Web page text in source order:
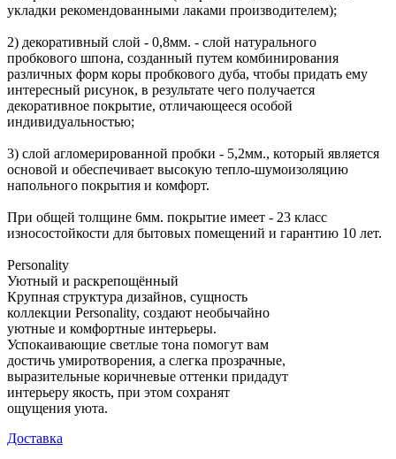
укладки рекомендованными лаками производителем);
2) декоративный слой - 0,8мм. - слой натурального
пробкового шпона, созданный путем комбинирования
различных форм коры пробкового дуба, чтобы придать ему
интересный рисунок, в результате чего получается
декоративное покрытие, отличающееся особой
индивидуальностью;
3) слой агломерированной пробки - 5,2мм., который является
основой и обеспечивает высокую тепло-шумоизоляцию
напольного покрытия и комфорт.
При общей толщине 6мм. покрытие имеет - 23 класс
износостойкости для бытовых помещений и гарантию 10 лет.
Personality
Уютный и раскрепощённый
Крупная структура дизайнов, сущность
коллекции Personality, создают необычайно
уютные и комфортные интерьеры.
Успокаивающие светлые тона помогут вам
достичь умиротворения, а слегка прозрачные,
выразительные коричневые оттенки придадут
интерьеру якость, при этом сохранят
ощущения уюта.
Доставка